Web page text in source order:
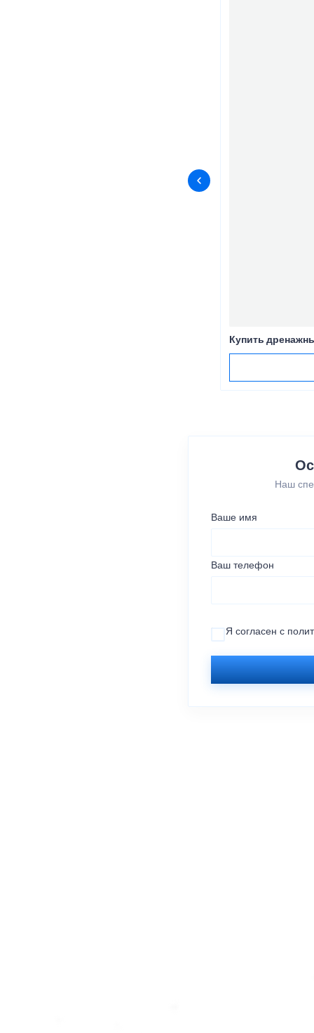
Купить
Наш
Ваше имя
Ваш телефон
Я согласен с